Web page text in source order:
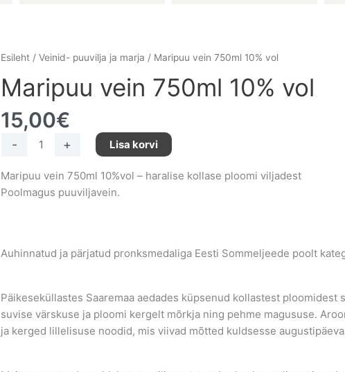
Esileht /Veinid- puuvilja ja marja / Maripuu vein 750ml 10% vol
Maripuu vein 750ml 10% vol
15,00€
-
Maripuu
750ml
vol
+ Lisa korvi
Maripuu vein 750ml 10%vol – haralise kollase ploomi viljadest
Poolmagus puuviljavein.
Auhinnatud ja pärjatud pronksmedaliga Eesti Sommeljeede poolt
Päikeseküllastes Saaremaa aedades küpsenud kollastest ploomidest
suvise värskuse ja ploomi kergelt mõrkja ning pehme magususe.
ja kerged lillelisuse noodid, mis viivad mõtted kuldsesse